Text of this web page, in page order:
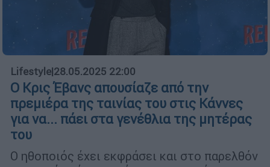
Lifestyle|28.05.2025 22:00
Ο Κρις Έβανς απουσίαζε από την
πρεμιέρα της ταινίας του στις Κάννες
για να... πάει στα γενέθλια της μητέρας
του
Ο ηθοποιός έχει εκφράσει και στο παρελθόν